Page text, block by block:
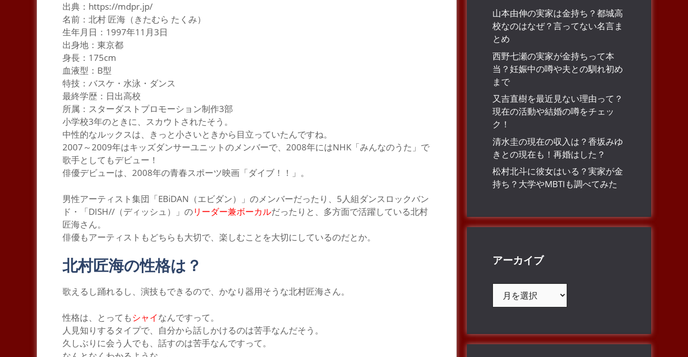
出典：https://mdpr.jp/
名前：北村 匠海（きたむら たくみ）
生年月日：1997年11月3日
出身地：東京都
身長：175cm
血液型：B型
特技：バスケ・水泳・ダンス
最終学歴：日出高校
所属：スターダストプロモーション制作3部
小学校3年のときに、スカウトされたそう。
中性的なルックスは、きっと小さいときから目立っていたんですね。
2007～2009年はキッズダンサーユニットのメンバーで、2008年にはNHK 「みんなのうた」 で
歌手としてもデビュー！
俳優デビューは、2008年の青春スポーツ映画 「ダイブ！！」 。
男性アーティスト集団 「EBiDAN（エビダン）」 のメンバーだったり、5人組ダンスロックバン
ド・
「DISH//（ディッシュ）」 のリーダー兼ボーカルだったりと、多方面で活躍している北村
匠海さん。
俳優もアーティストもどちらも大切で、楽しむことを大切にしているのだとか。
北村匠海の性格は？
歌えるし踊れるし、演技もできるので、かなり器用そうな北村匠海さん。
性格は、とってもシャイなんですって。
人見知りするタイプで、自分から話しかけるのは苦手なんだそう。
久しぶりに会う人でも、話すのは苦手なんですって。
山本由伸の実家は金持ち？都城高
校なのはなぜ？言ってない名言ま
とめ
西野七瀬の実家が金持ちって本
当？妊娠中の噂や夫との馴れ初め
まで
又吉直樹を最近見ない理由って？
現在の活動や結婚の噂をチェッ
ク！
清水圭の現在の収入は？香坂みゆ
きとの現在も！再婚はした？
松村北斗に彼女はいる？実家が金
持ち？大学やMBTIも調べてみた
アーカイブ
ブ